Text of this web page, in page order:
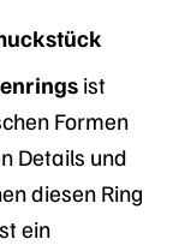
ist
Formen
Details und
diesen Ring
ein